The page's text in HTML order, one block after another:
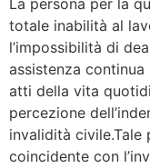
La persona per la
totale inabilità al
l’impossibilità di
assistenza
atti della vita
percezione
invalidità
coincidente con